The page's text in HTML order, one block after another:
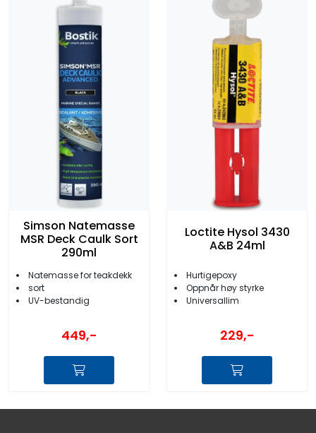
Simson Natemasse
MSR Deck Caulk Sort
290ml
Natemasse for teakdekk
sort
UV-bestandig
449,-
Loctite Hysol 3430
A&B 24ml
Hurtigepoxy
Oppnår høy styrke
Universallim
229,-